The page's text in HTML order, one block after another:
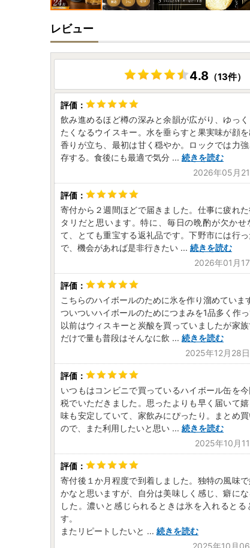
レビュー
4.8（13件）
飲み進めるほど樽の深みと余韻が広がり、ゆっ
たくなるウイスキー。水を垂らすと果実味が顔
香りが立ち、最初は甘く穏やか。ロックでは力
存する。食後にも最適で気分 ... 続きを読む
2026年05月
寄付から２週間ほどで届きました。仕事に疲れ
タリだと思います。特に、毎日の晩酌が欠かせ
て、とても重宝する返礼品です。下野市には行
で、機会があれば是非行きたい ... 続きを読む
2026年01月
こちらのハイボールのために氷を作り溜めていま
ついついハイボールのためにつまみを1品多く作っ
以前はウィスキーと炭酸を買っていましたが家
だけで量も普段はそんなに飲 ... 続きを読む
2025年12月28
いつもはコンビニで買っているハイボール缶を
税でいただきました。思ったよりも早く届いて嬉
味も安定していて、家飲みにぴったり。まとめ
ので、また利用したいと思い ... 続きを読む
2025年10月
寄付後１か月程度で到着しました。独特の風味
かなと思いますが、自分は美味しく感じ、癖に
した。濃いと感じられるときは氷を入れるとる
す。
またリピートしたいと ... 続きを読む
2025年10月